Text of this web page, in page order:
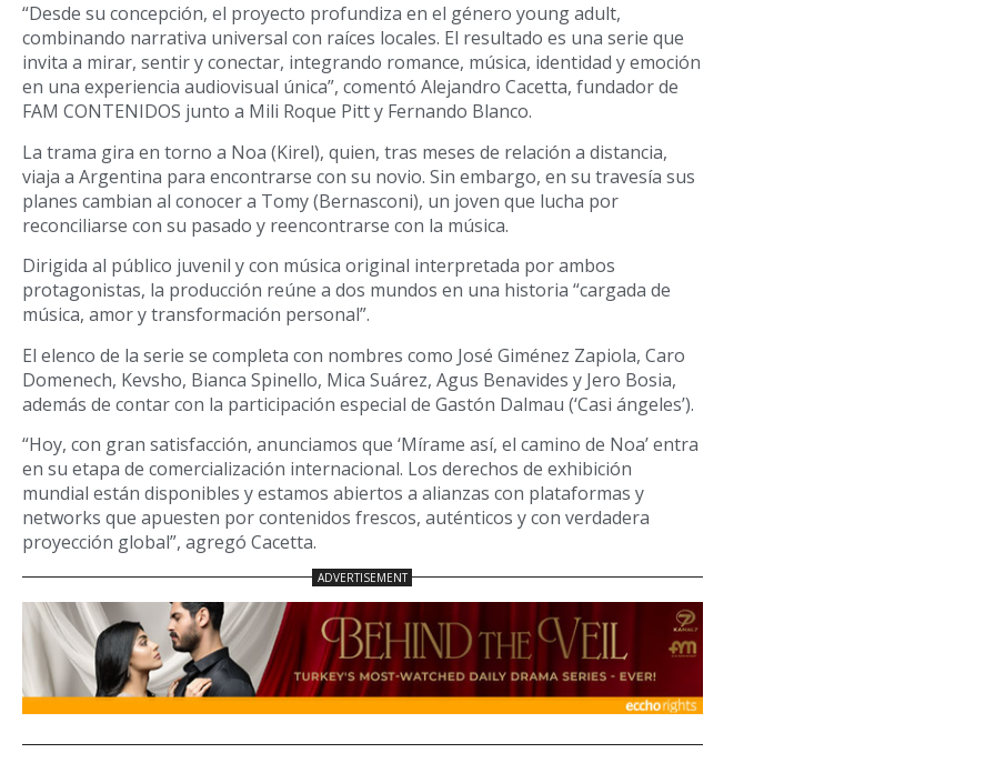
“Desde su concepción, el proyecto profundiza en el género young adult,
combinando narrativa universal con raíces locales. El resultado es una serie que
invita a mirar, sentir y conectar, integrando romance, música, identidad y emoción
en una experiencia audiovisual única”, comentó Alejandro Cacetta, fundador de
FAM CONTENIDOS junto a Mili Roque Pitt y Fernando Blanco.
La trama gira en torno a Noa (Kirel), quien, tras meses de relación a distancia,
viaja a Argentina para encontrarse con su novio. Sin embargo, en su travesía sus
planes cambian al conocer a Tomy (Bernasconi), un joven que lucha por
reconciliarse con su pasado y reencontrarse con la música.
Dirigida al público juvenil y con música original interpretada por ambos
protagonistas, la producción reúne a dos mundos en una historia “cargada de
música, amor y transformación personal”.
El elenco de la serie se completa con nombres como José Giménez Zapiola, Caro
Domenech, Kevsho, Bianca Spinello, Mica Suárez, Agus Benavides y Jero Bosia,
además de contar con la participación especial de Gastón Dalmau (‘Casi ángeles’).
“Hoy, con gran satisfacción, anunciamos que ‘Mírame así, el camino de Noa’ entra
en su etapa de comercialización internacional. Los derechos de exhibición
mundial están disponibles y estamos abiertos a alianzas con plataformas y
networks que apuesten por contenidos frescos, auténticos y con verdadera
proyección global”, agregó Cacetta.